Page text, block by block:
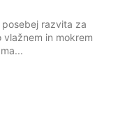
razvita za
in mokrem